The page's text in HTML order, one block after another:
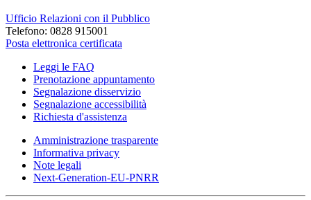
Ufficio Relazioni con il Pubblico
Telefono: 0828 915001
Posta elettronica certificata
Leggi le FAQ
Prenotazione appuntamento
Segnalazione disservizio
Segnalazione accessibilità
Richiesta d'assistenza
Amministrazione trasparente
Informativa privacy
Note legali
Next-Generation-EU-PNRR